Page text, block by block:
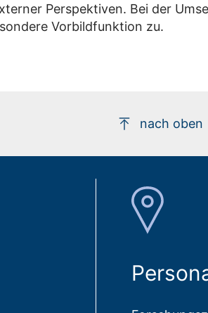
Perspektiven. Bei der
Vorbildfunktion zu.
nach oben